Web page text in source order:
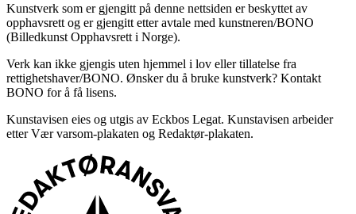
Kunstverk som er gjengitt på denne nettsiden er beskyttet av
opphavsrett og er gjengitt etter avtale med kunstneren/BONO
(Billedkunst Opphavsrett i Norge).
Verk kan ikke gjengis uten hjemmel i lov eller tillatelse fra
rettighetshaver/BONO. Ønsker du å bruke kunstverk? Kontakt
BONO for å få lisens.
Kunstavisen eies og utgis av Eckbos Legat. Kunstavisen arbeider
etter Vær varsom-plakaten og Redaktør-plakaten.